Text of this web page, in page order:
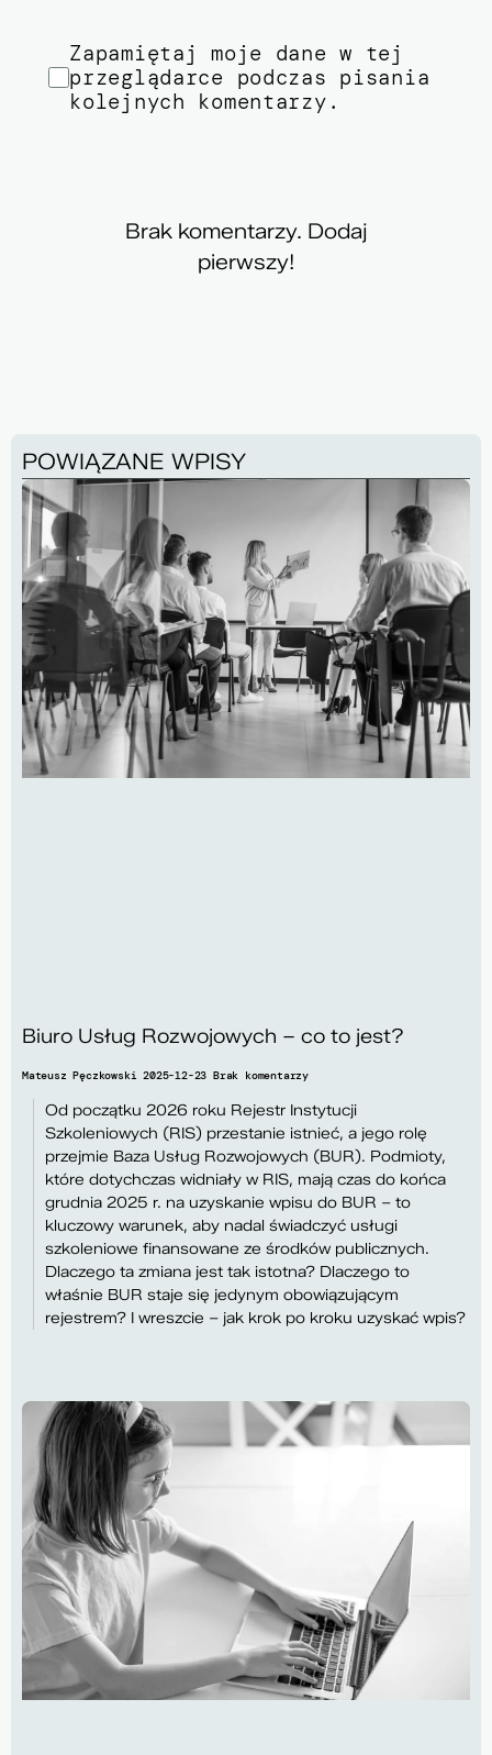
Zapamiętaj moje dane w tej
przeglądarce podczas pisania
kolejnych komentarzy.
Brak komentarzy. Dodaj
pierwszy!
POWIĄZANE WPISY
Biuro Usług Rozwojowych – co to jest?
Mateusz Pęczkowski2025-12-23Brak komentarzy
Od początku 2026 roku Rejestr Instytucji
Szkoleniowych (RIS) przestanie istnieć, a jego rolę
przejmie Baza Usług Rozwojowych (BUR). Podmioty,
które dotychczas widniały w RIS, mają czas do końca
grudnia 2025 r. na uzyskanie wpisu do BUR – to
kluczowy warunek, aby nadal świadczyć usługi
szkoleniowe finansowane ze środków publicznych.
Dlaczego ta zmiana jest tak istotna? Dlaczego to
właśnie BUR staje się jedynym obowiązującym
rejestrem? I wreszcie – jak krok po kroku uzyskać wpis?